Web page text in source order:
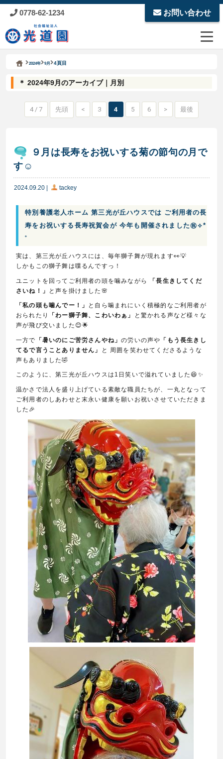
0778-62-1234 お問い合わせ
社会福祉法人 光道園
2024年 9月 4頁目
＊ 2024年9月のアーカイブ｜月別
4 / 7 先頭 < 3 4 5 6 > 最後
９月は長寿をお祝いする菊の節句の月で
す☺️
2024.09.20 tackey
特別養護老人ホーム 第三光が丘ハウスでは ご利用者の長
寿をお祝いする長寿祝賀会が 今年も開催されました㊗️︎︎⟡*
˚
実は、第三光が丘ハウスには、毎年獅子舞が現れます👀💡
しかもこの獅子舞は喋るんですっ！
ユニットを回ってご利用者の頭を噛みながら
「長生きしてくだ
さいね！」
と声を掛けました🌸
「私の頭も噛んでー！」
と自ら噛まれにいく積極的なご利用者が
おられたり
「わー獅子舞、こわいわぁ」
と驚かれる声など様々な
声が飛び交いました😊🌟
一方で 「暑いのにご苦労さんやね」の労いの声や 「もう長生きし
てるで言うことありません」
と 周囲を笑わせてくださるような
声もありました🤣
このように、第三光が丘ハウスは1日笑いで溢れていました😆✨
温かさで法人を盛り上げている素敵な職員たちが、一丸となって
ご利用者のしあわせと末永い健康を願いお祝いさせていただきま
した🎉